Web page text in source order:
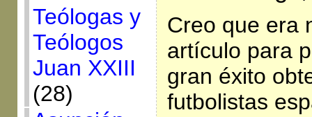
Teólogas y
Teólogos
Juan XXIII
(28)
Creo que era
artículo para
gran éxito
futbolistas